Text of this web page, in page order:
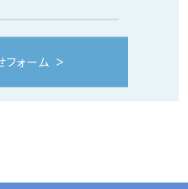
フォーム